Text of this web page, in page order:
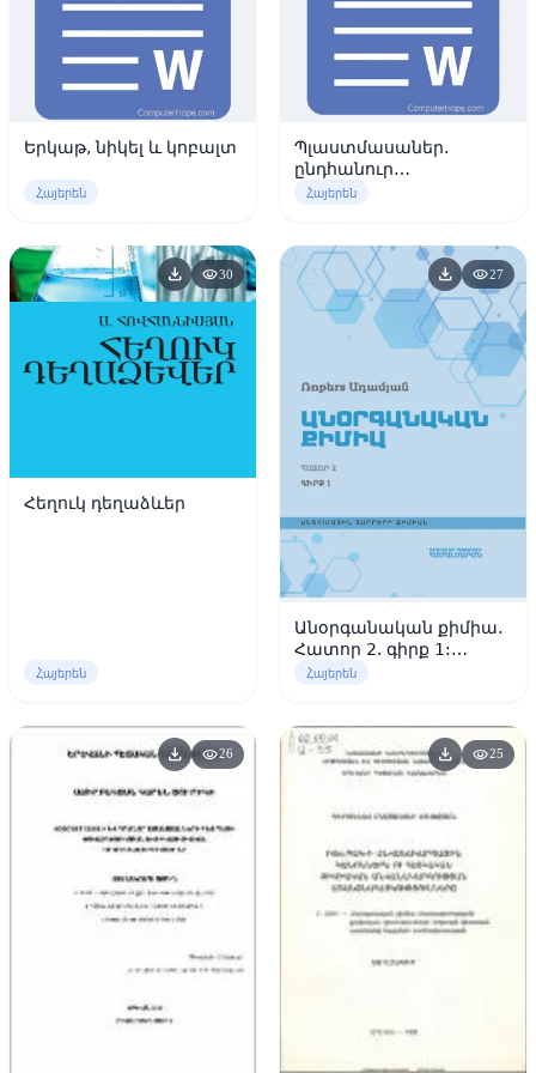
Երկաթ, նիկել և կոբալտ
Հայերեն
Պլաստմասաներ.
ընդհանուր
բնութագիրը,
Հայերեն
download visibility30
Հեղուկ դեղաձևեր
Հայերեն
download visibility27
Անօրգանական քիմիա.
Հատոր 2. գիրք 1:
Անցումային տարրերի
Հայերեն
download visibility26 download visibility25